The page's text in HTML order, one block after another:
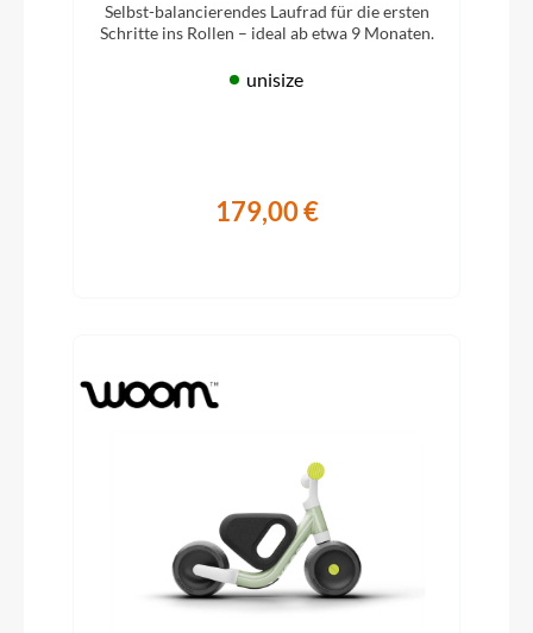
Selbst-balancierendes Laufrad für die ersten
Schritte ins Rollen – ideal ab etwa 9 Monaten.
unisize
179,00 €